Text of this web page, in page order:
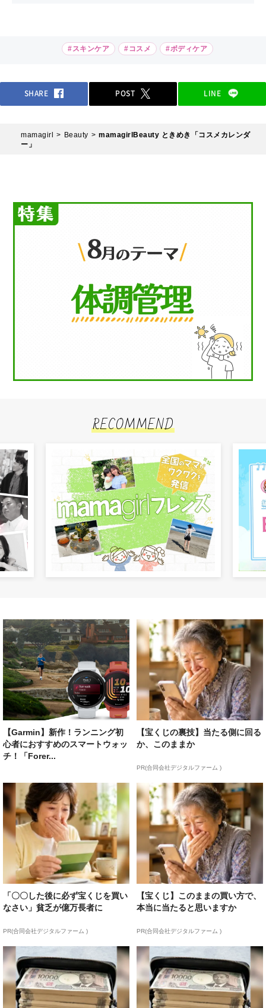
#スキンケア #コスメ #ボディケア
SHARE POST LINE
mamagirl Beauty
mamagirlBeauty ときめき「コスメカレンダ
ー」
RECOMMEND
【Garmin】新作！ランニング初
心者におすすめのスマートウォッ
チ！「Forer...
【宝くじの裏技】当たる側に回る
か、このままか
PR(合同会社デジタルファーム )
「〇〇した後に必ず宝くじを買い
なさい」貧乏が億万長者に
PR(合同会社デジタルファーム )
【宝くじ】このままの買い方で、
本当に当たると思いますか
PR(合同会社デジタルファーム )